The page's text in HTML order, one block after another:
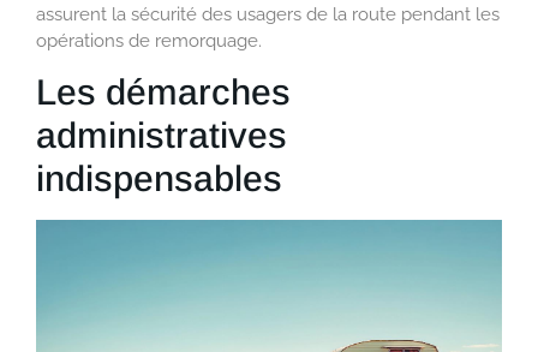
assurent la sécurité des usagers de la route pendant les
opérations de remorquage.
Les démarches
administratives
indispensables